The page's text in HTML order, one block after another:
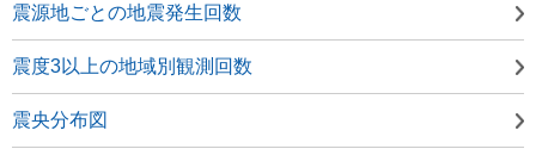
震源地ごとの地震発生回数
震度3以上の地域別観測回数
震央分布図